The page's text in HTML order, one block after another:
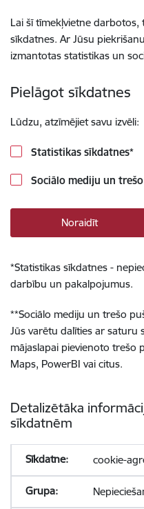
Lai šī tīmekļvietne
sīkdatnes. Ar Jūsu
izmantotas statistikas un
Pielāgot sīkdatnes
Lūdzu, atzīmējiet savu izvēli:
Statistikas sīkdatnes*
Sociālo mediju un
Noraidīt
*Statistikas sīkdatnes -
darbību un pakalpojumus.
**Sociālo mediju un trešo
Jūs varētu dalīties ar saturu
mājaslapai pievienoto trešo
Maps, PowerBI vai citus.
Detalizētāka
sīkdatnēm
cookie-